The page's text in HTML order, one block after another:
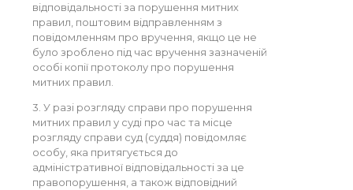
відповідальності за порушення митних
правил, поштовим відправленням з
повідомленням про вручення, якщо це не
було зроблено під час вручення зазначеній
особі копії протоколу про порушення
митних правил.
3. У разі розгляду справи про порушення
митних правил у суді про час та місце
розгляду справи суд (суддя) повідомляє
особу, яка притягується до
адміністративної відповідальності за це
правопорушення, а також відповідний